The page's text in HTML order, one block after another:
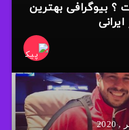
بیوگرافی بهترین